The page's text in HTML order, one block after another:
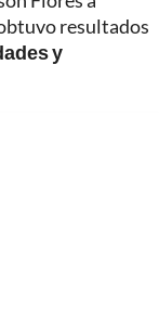
resultados
y